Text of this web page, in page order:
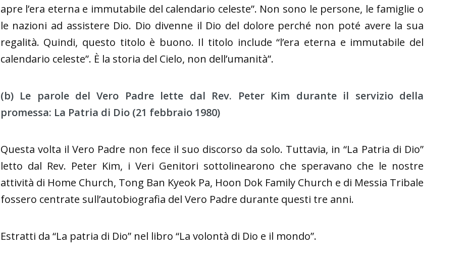
apre l’era eterna e immutabile del calendario celeste”. Non sono le persone, le famiglie o
le nazioni ad assistere Dio. Dio divenne il Dio del dolore perché non poté avere la sua
regalità. Quindi, questo titolo è buono. Il titolo include “l’era eterna e immutabile del
calendario celeste”. È la storia del Cielo, non dell’umanità”.
(b) Le parole del Vero Padre lette dal Rev. Peter Kim durante il servizio della
promessa: La Patria di Dio (21 febbraio 1980)
Questa volta il Vero Padre non fece il suo discorso da solo. Tuttavia, in “La Patria di Dio”
letto dal Rev. Peter Kim, i Veri Genitori sottolinearono che speravano che le nostre
attività di Home Church, Tong Ban Kyeok Pa, Hoon Dok Family Church e di Messia Tribale
fossero centrate sull’autobiografia del Vero Padre durante questi tre anni.
Estratti da “La patria di Dio” nel libro “La volontà di Dio e il mondo”.